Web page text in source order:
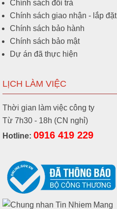
Chính sách đổi trả
Chính sách giao nhận - lắp đặt
Chính sách bảo hành
Chính sách bảo mật
Dự án đã thực hiện
LỊCH LÀM VIỆC
Thời gian làm việc công ty
Từ 7h30 - 18h (CN nghỉ)
Hotline: 0916 419 229